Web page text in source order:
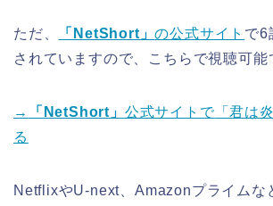
ただ、 「NetShort」の公式サイト で6
されていますので、こちらで視聴可能
→ 「NetShort」 公式サイトで「君は
る
NetflixやU-next、Amazonプライムな